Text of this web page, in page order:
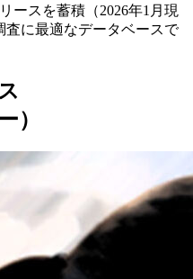
ースを蓄積（2026年1月現
に最適なデータベースで
）